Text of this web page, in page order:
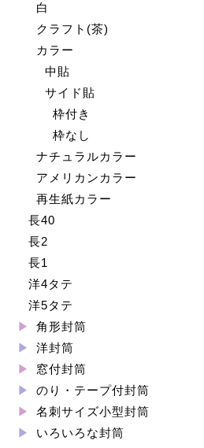
白
クラフト(茶)
カラー
中貼
サイド貼
枠付き
枠なし
ナチュラルカラー
アメリカンカラー
再生紙カラー
長40
長2
長1
洋4タテ
洋5タテ
角形封筒
洋封筒
窓付封筒
のり・テープ付封筒
名刺サイズ小型封筒
いろいろな封筒